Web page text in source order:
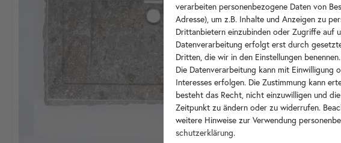
verarbeiten personenbezogene Daten von
Adresse), um z.B. Inhalte und Anzeigen zu
Drittanbietern einzubinden oder Zugriffe auf
Datenverarbeitung erfolgt erst durch
Dritten, die wir in den Einstellungen benennen.
Die Datenverarbeitung kann mit Einwilligung
Interesses erfolgen. Die Zustimmung kann
besteht das Recht, nicht einzuwilligen und
Zeitpunkt zu ändern oder zu widerrufen.
weitere Hinweise zur Verwendung
schutz­erklärung.